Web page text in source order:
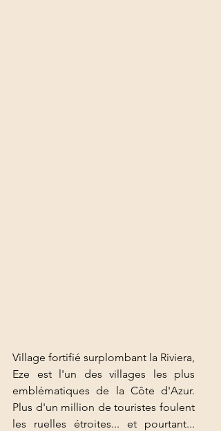
Village fortifié surplombant la Riviera,
Eze est l'un des villages les plus
emblématiques de la Côte d'Azur.
Plus d'un million de touristes foulent
les ruelles étroites... et pourtant...